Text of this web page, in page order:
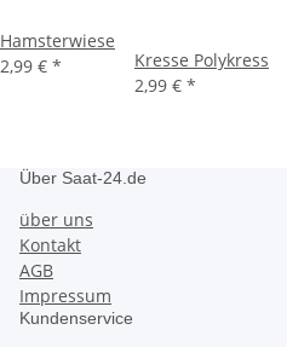
Hamsterwiese
2,99 € *
Kresse Polykress
2,99 € *
Über Saat-24.de
über uns
Kontakt
AGB
Impressum
Kundenservice